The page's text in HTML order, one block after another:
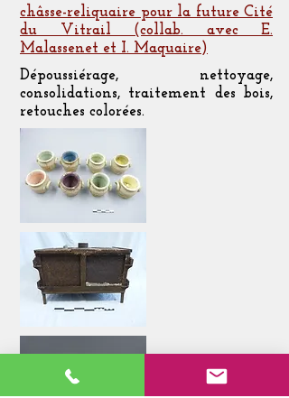
châsse-reliquaire pour la future Cité
du Vitrail (collab. avec E.
Malassenet et I. Maquaire)
Dépoussiérage, nettoyage,
consolidations, traitement des bois,
retouches colorées.